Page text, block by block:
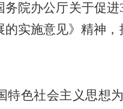
务院办公厅关于促进
的实施意见》精神 ，
特色社会主义思想